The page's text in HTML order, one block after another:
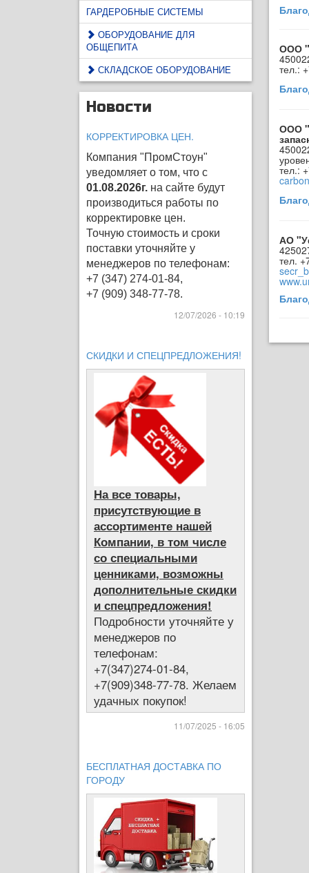
ГАРДЕРОБНЫЕ СИСТЕМЫ
ОБОРУДОВАНИЕ ДЛЯ
ОБЩЕПИТА
СКЛАДСКОЕ ОБОРУДОВАНИЕ
Новости
КОРРЕКТИРОВКА ЦЕН.
Компания "ПромСтоун"
уведомляет о том, что с
01.08.2026г. на сайте будут
производиться работы по
корректировке цен.
Точную стоимость и сроки
поставки уточняйте у
менеджеров по телефонам:
+7 (347) 274-01-84,
+7 (909) 348-77-78.
12/07/2026 - 10:19
СКИДКИ И СПЕЦПРЕДЛОЖЕНИЯ!
На все товары,
присутствующие в
ассортименте нашей
Компании, в том числе
со специальными
ценниками, возможны
дополнительные скидки
и спецпредложения!
Подробности уточняйте у
менеджеров по
телефонам:
+7(347)274-01-84,
+7(909)348-77-78. Желаем
удачных покупок!
11/07/2025 - 16:05
БЕСПЛАТНАЯ ДОСТАВКА ПО
ГОРОДУ
ООО
тел.:
ООО
тел.:
АО
тел.